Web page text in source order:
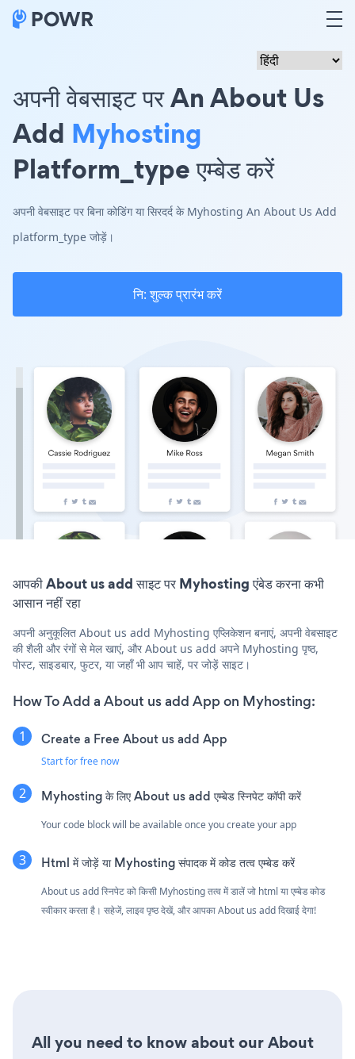
अपनी वेबसाइट पर An About Us
Add Myhosting
Platform_type एम्बेड करें
अपनी वेबसाइट पर बिना कोडिंग या सिरदर्द के Myhosting An About Us Add
platform_type जोड़ें।
नि: शुल्क प्रारंभ करें
आपकी About us add साइट पर Myhosting एंबेड करना कभी
आसान नहीं रहा
अपनी अनुकूलित About us add Myhosting एप्लिकेशन बनाएं, अपनी वेबसाइट
की शैली और रंगों से मेल खाएं, और About us add अपने Myhosting पृष्ठ,
पोस्ट, साइडबार, फुटर, या जहाँ भी आप चाहें, पर जोड़ें साइट।
How To Add a About us add App on Myhosting:
Create a Free About us add App
Start for free now
Myhosting के लिए About us add एम्बेड स्निपेट कॉपी करें
Your code block will be available once you create your app
Html में जोड़ें या Myhosting संपादक में कोड तत्व एम्बेड करें
About us add स्निपेट को किसी Myhosting तत्व में डालें जो html या एम्बेड कोड
स्वीकार करता है। सहेजें, लाइव पृष्ठ देखें, और आपका About us add दिखाई देगा!
All you need to know about our About